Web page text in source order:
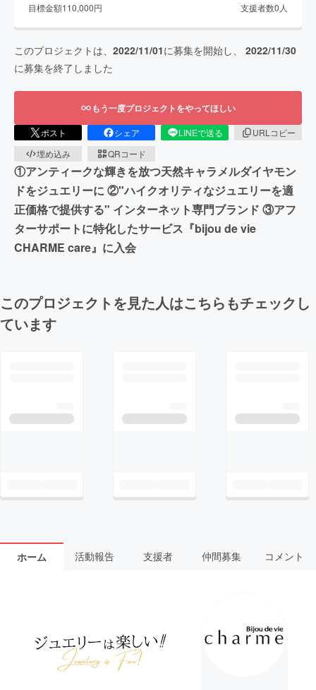
目標金額110,000円 支援者数0 人
このプロジェクトは、 2022/11/01に募集を開始し、 2022/11/30
に募集を終了しました
もう一度プロジェクトをやってほしい
ポスト シェア LINEで送る
URLコピー
埋め込み
QRコード
①アンティークな輝きを放つ天然キャラメルダイヤモン
ドをジュエリーに ②"ハイクオリティなジュエリーを適
正価格で提供する" インターネット専門ブランド ③アフ
ターサポートに特化したサービス『bijou de vie
CHARME care』に入会
このプロジェクトを見た人はこちらもチェックし
ています
ホーム 活動報告 支援者 仲間募集 コメント